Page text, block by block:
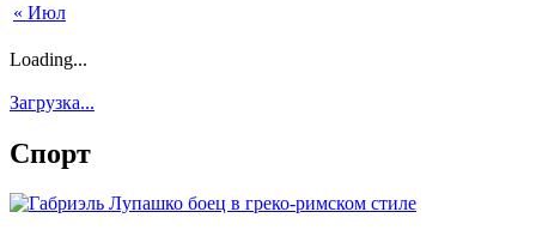
« Июл
Loading...
Загрузка...
Спорт